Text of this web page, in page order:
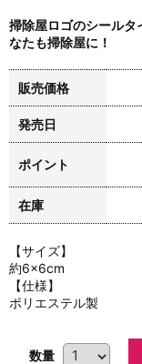
掃除屋ロゴのシールタ
なたも掃除屋に！
販売価格
発売日
ポイント
在庫
【サイズ】
約6×6cm
【仕様】
ポリエステル製
数量